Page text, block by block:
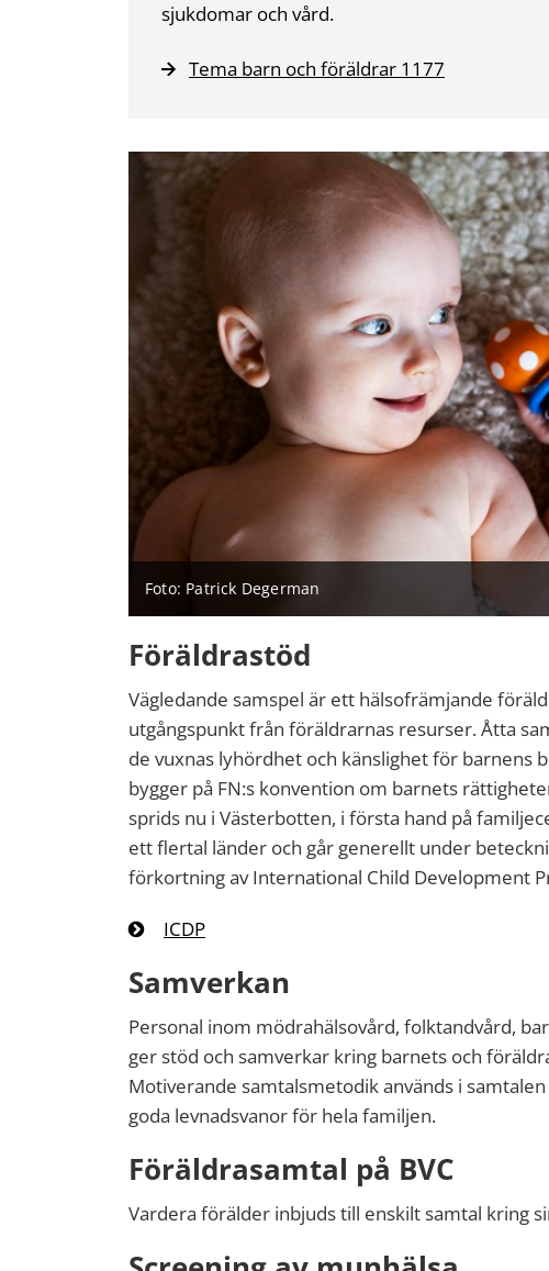
sjukdomar och vård.
Tema barn och föräldrar 1177
Foto: Patrick Degerman
Föräldrastöd
Vägledande samspel är ett hälsofrämjande
utgångspunkt från föräldrarnas resurser. Åtta
de vuxnas lyhördhet och känslighet för barnens
bygger på FN:s konvention om barnets
sprids nu i Västerbotten, i första hand på
ett flertal länder och går generellt under
förkortning av International Child Development
ICDP
Samverkan
Personal inom mödrahälsovård, folktandvård,
ger stöd och samverkar kring barnets och
Motiverande samtalsmetodik används i
goda levnadsvanor för hela familjen.
Föräldrasamtal på BVC
Vardera förälder inbjuds till enskilt samtal kring